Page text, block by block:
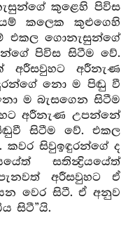
කුළෙහි පිවිස
කලෙක කුළුගෙහි
එකල ගොනැසුන්ගේ
පිවිස සිටීම වේ.
අරීනැණ
නො ම පිඬු වී
ම බැසගෙන සිටීම
අරීනැණ උපන්නේ
සිටීම වේ. එකල
කවර සිවුඉඳුරන්ගේ ද
සතින්‍ද්‍රියයේත්
අරීසවුහට ඒ
වෙර සිටී. ඒ අනුව
සිටී”යි.